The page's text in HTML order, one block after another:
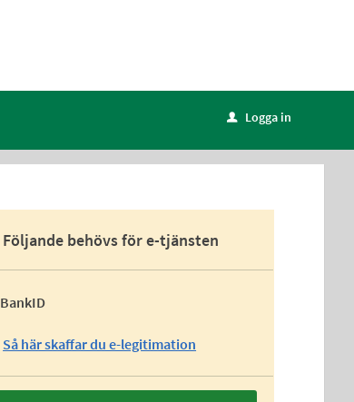
u Logga in
Följande behövs för e-tjänsten
BankID
Så här skaffar du e-legitimation